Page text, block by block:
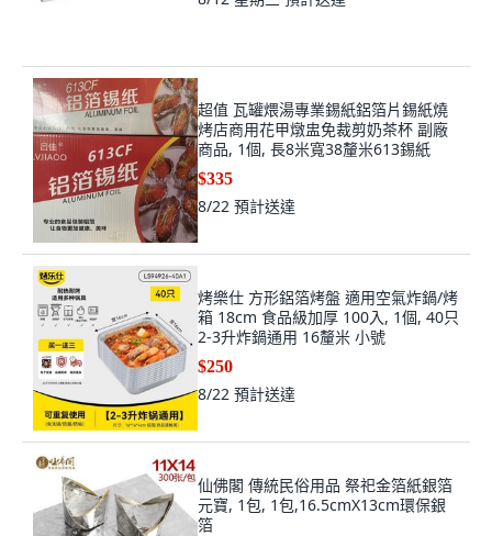
超值 瓦罐煨湯專業錫紙鋁箔片錫紙燒
烤店商用花甲燉盅免裁剪奶茶杯 副廠
商品, 1個, 長8米寬38釐米613錫紙
$335
8/22 預計送達
烤樂仕 方形鋁箔烤盤 適用空氣炸鍋/烤
箱 18cm 食品級加厚 100入, 1個, 40只
2-3升炸鍋通用 16釐米 小號
$250
8/22 預計送達
仙佛閣 傳統民俗用品 祭祀金箔紙銀箔
元寶, 1包, 1包,16.5cmX13cm環保銀
箔